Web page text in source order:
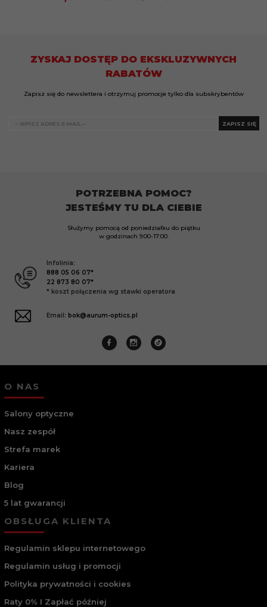
ZYSKAJ DOSTĘP DO EKSKLUZYWNYCH
RABATÓW
Zapisz się do newslettera i otrzymuj promocje tylko dla subskrybentów
ZAPISZ SIĘ
POTRZEBNA POMOC?
JESTEŚMY TU DLA CIEBIE
Służymy pomocą od poniedziałku do piątku
w godzinach 9:00-17:00.
Infolinia:
888 05 06 07*
22 873 80 07*
* koszt połączenia wg stawki operatora
Email: bok@aurum-optics.pl
O NAS
Salony optyczne
Nasz zespół
Strefa marek
Kariera
Blog
5 lat gwarancji
OBSŁUGA KLIENTA
Regulamin sklepu internetowego
Regulamin usług i promocji
Polityka prywatności i cookies
Raty 0% I Zapłać później